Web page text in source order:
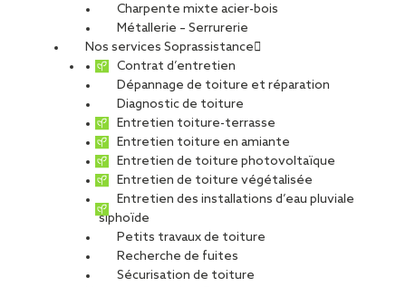
Charpente mixte acier-bois
Métallerie – Serrurerie
Nos services Soprassistance
Contrat d’entretien
Dépannage de toiture et réparation
Diagnostic de toiture
Entretien toiture-terrasse
Entretien toiture en amiante
Entretien de toiture photovoltaïque
Entretien de toiture végétalisée
Entretien des installations d’eau pluviale
siphoïde
Petits travaux de toiture
Recherche de fuites
Sécurisation de toiture